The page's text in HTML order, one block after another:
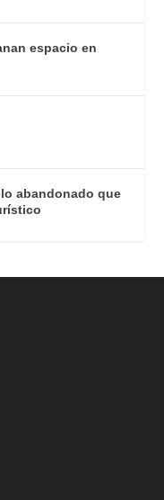
espacio en
abandonado que